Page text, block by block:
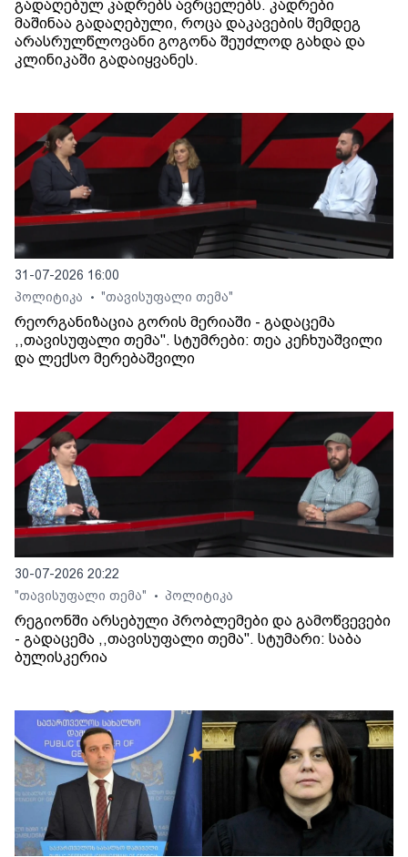
გადაღებულ კადრებს ავრცელებს. კადრები
მაშინაა გადაღებული, როცა დაკავების შემდეგ
არასრულწლოვანი გოგონა შეუძლოდ გახდა და
კლინიკაში გადაიყვანეს.
31-07-2026 16:00
პოლიტიკა
• "თავისუფალი თემა"
რეორგანიზაცია გორის მერიაში - გადაცემა
,,თავისუფალი თემა". სტუმრები: თეა კეჩხუაშვილი
და ლექსო მერებაშვილი
30-07-2026 20:22
"თავისუფალი თემა"
• პოლიტიკა
რეგიონში არსებული პრობლემები და გამოწვევები
- გადაცემა ,,თავისუფალი თემა". სტუმარი: საბა
ბულისკერია